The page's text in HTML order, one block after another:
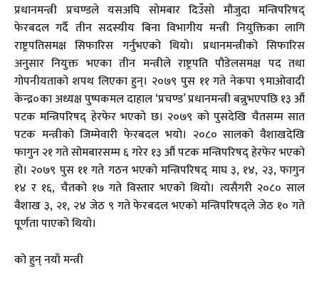
प्रधानमन्त्री प्रचण्डले यसअघि सोमबार दिउँसो मौजुदा मन्त्रिपरिषद्‍
फेरबदल गर्दै तीन सदस्यीय बिना विभागीय मन्त्री नियुक्तिका लागि
राष्ट्रपतिसमक्ष सिफारिस गर्नुभएको थियो। प्रधानमन्त्रीको सिफारिस
अनुसार नियुक्त भएका तीन मन्त्रीले राष्ट्रपति पौडेलसमक्ष पद तथा
गोपनीयताको शपथ लिएका हुन्। २०७९ पुस ११ गते नेकपा ९माओवादी
केन्द्र०का अध्यक्ष पुष्पकमल दाहाल ‘प्रचण्ड’ प्रधानमन्त्री बन्नुभएपछि १३ औं
पटक मन्त्रिपरिषद् हेरफेर भएको छ। २०७९ को पुसदेखि चैतसम्म सात
पटक मन्त्रीको जिम्मेवारी फेरबदल भयो। २०८० सालको वैशाखदेखि
फागुन २१ गते सोमबारसम्म ६ गरेर १३ औं पटक मन्त्रिपरिषद् हेरफेर भएको
हो। २०७९ पुस ११ गते गठन भएको मन्त्रिपरिषद् माघ ३, १४, २३, फागुन
१४ र १६, चैतको १७ गते विस्तार भएको थियो। त्यसैगरी २०८० साल
वैशाख ३, २१, २४ जेठ ९ गते फेरबदल भएको मन्त्रिपरिषद्ले जेठ १० गते
पूर्णता पाएको थियो।
को हुन् नयाँ मन्त्री